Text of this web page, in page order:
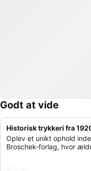
Godt at vide
Historisk trykkeri fra
Oplev et unikt ophold
Broschek-forlag, hvor